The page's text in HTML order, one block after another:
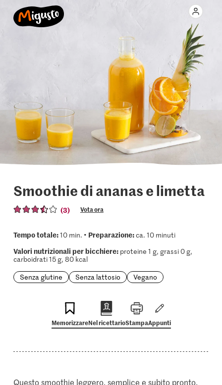
Smoothie di ananas e limetta
(3) Vota ora
Tempo totale:10 min. • Preparazione:ca. 10 minuti
Valori nutrizionali per bicchiere:proteine 1 g, grassi 0 g,
carboidrati 15 g, 80 kcal
Senza glutine
Senza lattosio Vegano
MemorizzareNel ricettarioStampaAppunti
Questo smoothie leggero, semplice e subito pronto,